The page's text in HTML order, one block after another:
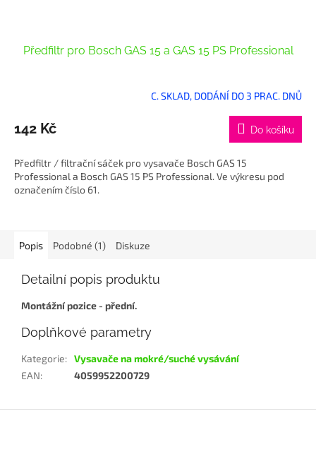
Předfiltr pro Bosch GAS 15 a GAS 15 PS Professional
C. SKLAD, DODÁNÍ DO 3 PRAC. DNŮ
142 Kč Do košíku
Předfiltr / filtrační sáček pro vysavače Bosch GAS 15
Professional a Bosch GAS 15 PS Professional. Ve výkresu pod
označením číslo 61.
Popis Podobné (1) Diskuze
Detailní popis produktu
Montážní pozice - přední.
Doplňkové parametry
Kategorie: Vysavače na mokré/suché vysávání
EAN: 4059952200729